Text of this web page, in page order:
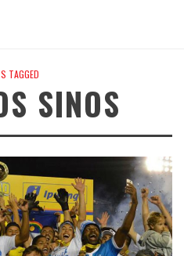
TAGGED
SINOS